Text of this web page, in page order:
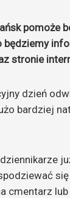
pomoże
będziemy
stronie
dzień
bardziej
cmentarz